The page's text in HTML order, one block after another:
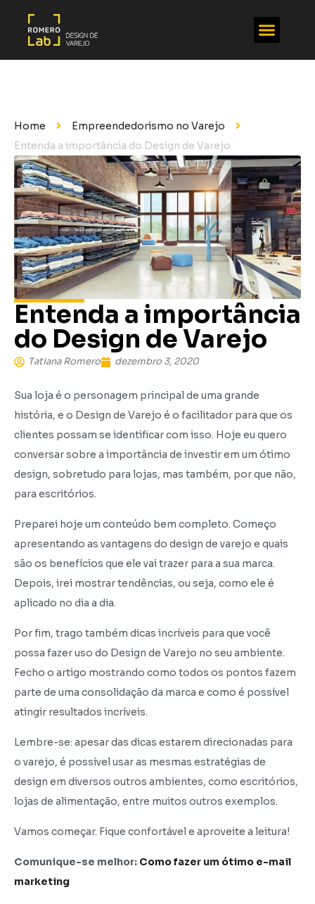
Home
Empreendedorismo no Varejo
Entenda a importância do Design de Varejo
Entenda a importância
do Design de Varejo
Tatiana Romero dezembro 3, 2020
Sua loja é o personagem principal de uma grande
história, e o Design de Varejo é o facilitador para que os
clientes possam se identificar com isso. Hoje eu quero
conversar sobre a importância de investir em um ótimo
design, sobretudo para lojas, mas também, por que não,
para escritórios.
Preparei hoje um conteúdo bem completo. Começo
apresentando as vantagens do design de varejo e quais
são os benefícios que ele vai trazer para a sua marca.
Depois, irei mostrar tendências, ou seja, como ele é
aplicado no dia a dia.
Por fim, trago também dicas incríveis para que você
possa fazer uso do Design de Varejo no seu ambiente.
Fecho o artigo mostrando como todos os pontos fazem
parte de uma consolidação da marca e como é possível
atingir resultados incríveis.
Lembre-se: apesar das dicas estarem direcionadas para
o varejo, é possível usar as mesmas estratégias de
design em diversos outros ambientes, como escritórios,
lojas de alimentação, entre muitos outros exemplos.
Vamos começar. Fique confortável e aproveite a leitura!
Comunique-se melhor: Como fazer um ótimo e-mail
marketing